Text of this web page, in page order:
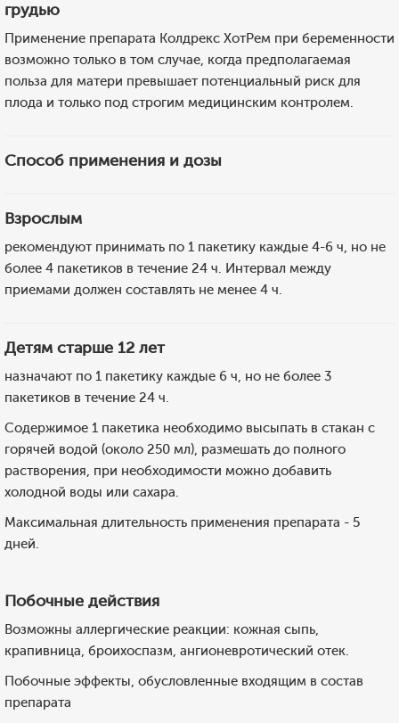
грудью
Применение препарата Колдрекс ХотРем при беременности
возможно только в том случае, когда предполагаемая
польза для матери превышает потенциальный риск для
плода и только под строгим медицинским контролем.
Способ применения и дозы
Взрослым
рекомендуют принимать по 1 пакетику каждые 4-6 ч, но не
более 4 пакетиков в течение 24 ч. Интервал между
приемами должен составлять не менее 4 ч.
Детям старше 12 лет
назначают по 1 пакетику каждые 6 ч, но не более 3
пакетиков в течение 24 ч.
Содержимое 1 пакетика необходимо высыпать в стакан с
горячей водой (около 250 мл), размешать до полного
растворения, при необходимости можно добавить
холодной воды или сахара.
Максимальная длительность применения препарата - 5
дней.
Побочные действия
Возможны аллергические реакции: кожная сыпь,
крапивница, броихоспазм, ангионевротический отек.
Побочные эффекты, обусловленные входящим в состав
препарата